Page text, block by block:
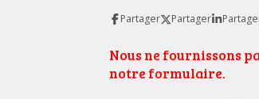
Partager Partager
Nous ne fournissons
notre formulaire.